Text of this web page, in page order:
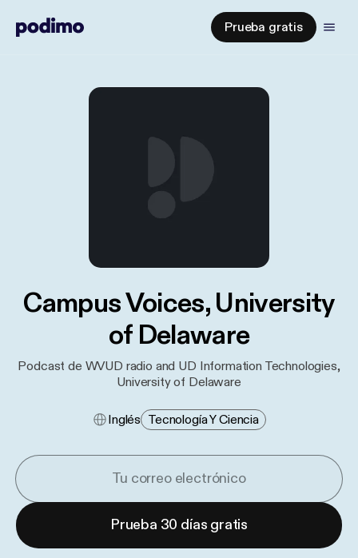
Prueba gratis
Campus Voices, University
of Delaware
Podcast de WVUD radio and UD Information Technologies,
University of Delaware
Inglés Tecnología Y Ciencia
Prueba 30 días gratis